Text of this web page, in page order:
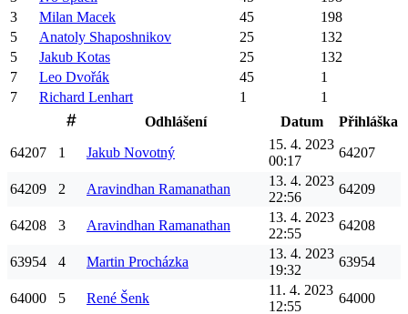
3
Milan Macek 45
198
5
Anatoly Shaposhnikov 25
132
5
Jakub Kotas 25
132
7
Leo Dvořák 45
1
7
Richard Lenhart 1
1
Odhlášení
Datum
Přihláška
64207
1 Jakub Novotný
15. 4. 2023
00:17
64207
64209 2 Aravindhan Ramanathan
13. 4. 2023
22:56
64209
64208 3 Aravindhan Ramanathan
13. 4. 2023
22:55
64208
63954 4 Martin Procházka
13. 4. 2023
19:32
63954
64000 5 René Šenk
11. 4. 2023
12:55
64000